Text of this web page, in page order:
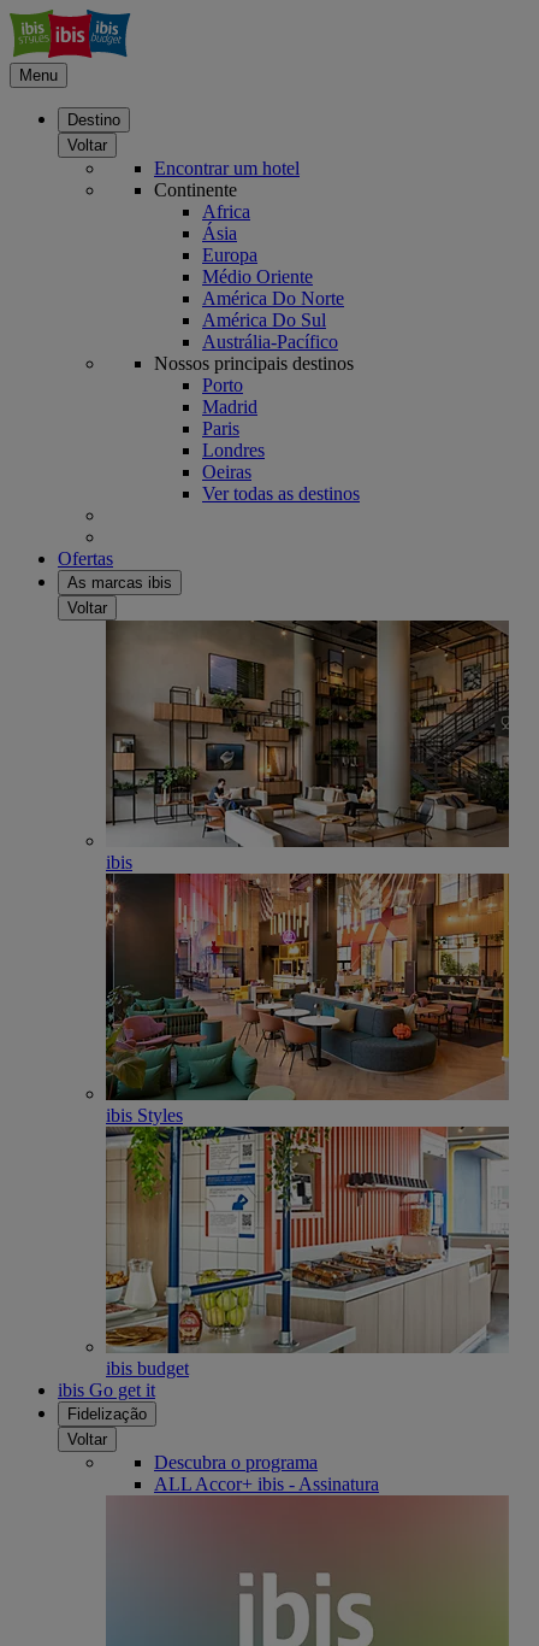
Menu
Destino
Voltar
Encontrar um hotel
Continente
Africa
Ásia
Europa
Médio Oriente
América Do Norte
América Do Sul
Austrália-Pacífico
Nossos principais destinos
Porto
Madrid
Paris
Londres
Oeiras
Ver todas as destinos
Ofertas
As marcas ibis
Voltar
ibis
ibis Styles
ibis budget
ibis Go get it
Fidelização
Voltar
Descubra o programa
ALL Accor+ ibis - Assinatura